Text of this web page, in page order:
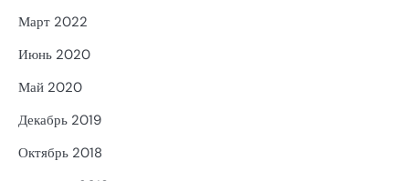
Март 2022
Июнь 2020
Май 2020
Декабрь 2019
Октябрь 2018